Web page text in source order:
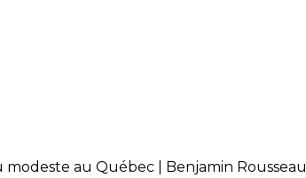
au Québec | Benjamin Rousseau